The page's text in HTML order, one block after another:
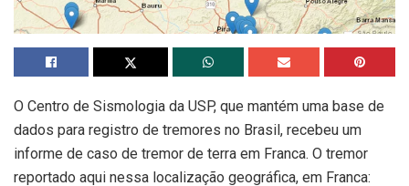
O Centro de Sismologia da USP, que mantém uma base de
dados para registro de tremores no Brasil, recebeu um
informe de caso de tremor de terra em Franca. O tremor
reportado aqui nessa localização geográfica, em Franca: